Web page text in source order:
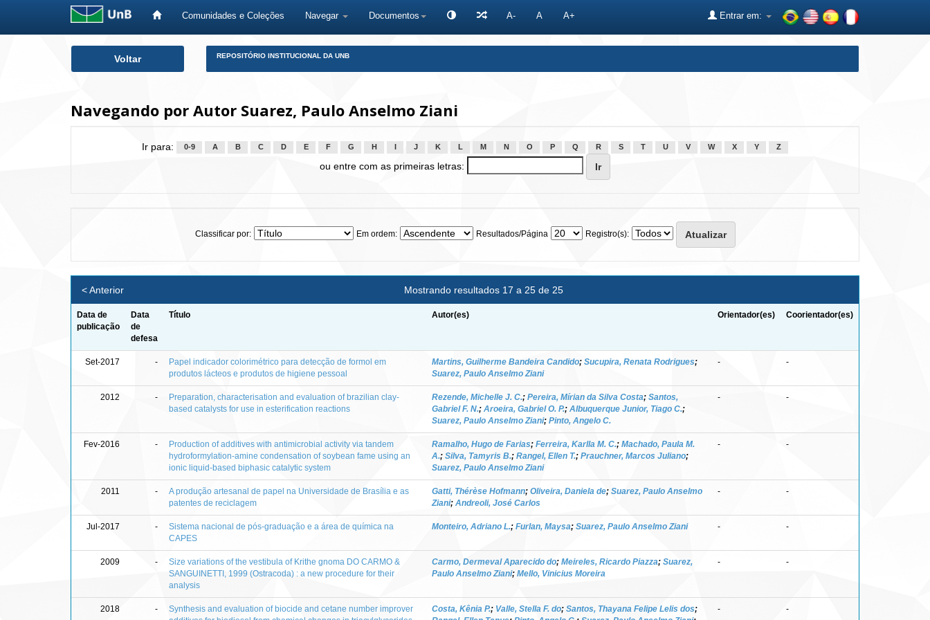
Comunidades e Coleções Navegar Documentos A- A A+ Entrar em:
Voltar REPOSITÓRIO INSTITUCIONAL DA UNB
Navegando por Autor Suarez, Paulo Anselmo Ziani
Ir para: 0-9 A B C D E F G H J K L M N O P Q R S T U V W X Y Z
ou entre com as primeiras letras:
Classificar por: Em ordem: Resultados/Página Registro(s):
Mostrando resultados 17 a 25 de 25
< Anterior
Data de
publicação
Data
de
defesa
Título Autor(es) Orientador(es) Coorientador(es)
Set-2017 -
Papel indicador colorimétrico para detecção de formol em
produtos lácteos e produtos de higiene pessoal
Martins, Guilherme Bandeira Candido; Sucupira, Renata Rodrigues;
Suarez, Paulo Anselmo Ziani
- -
2012 -
Preparation, characterisation and evaluation of brazilian clay-
based catalysts for use in esterification reactions
Rezende, Michelle J. C.; Pereira, Mírian da Silva Costa; Santos,
Gabriel F. N.; Aroeira, Gabriel O. P.; Albuquerque Junior, Tiago C.;
Suarez, Paulo Anselmo Ziani; Pinto, Angelo C.
- -
Fev-2016 -
Production of additives with antimicrobial activity via tandem
hydroformylation-amine condensation of soybean fame using an
ionic liquid-based biphasic catalytic system
Ramalho, Hugo de Farias; Ferreira, Karlla M. C.; Machado, Paula M.
A.; Silva, Tamyris B.; Rangel, Ellen T.; Prauchner, Marcos Juliano;
Suarez, Paulo Anselmo Ziani
- -
2011 -
A produção artesanal de papel na Universidade de Brasília e as
patentes de reciclagem
Gatti, Thérèse Hofmann; Oliveira, Daniela de; Suarez, Paulo Anselmo
Ziani; Andreoli, José Carlos
- -
Jul-2017 -
Sistema nacional de pós-graduação e a área de química na
CAPES
Monteiro, Adriano L.; Furlan, Maysa; Suarez, Paulo Anselmo Ziani - -
2009 -
Size variations of the vestibula of Krithe gnoma DO CARMO &
SANGUINETTI, 1999 (Ostracoda) : a new procedure for their
analysis
Carmo, Dermeval Aparecido do; Meireles, Ricardo Piazza; Suarez,
Paulo Anselmo Ziani; Mello, Vinicius Moreira
- -
2018 -
Synthesis and evaluation of biocide and cetane number improver
Costa, Kênia P.; Valle, Stella F. do; Santos, Thayana Felipe Lelis dos;
- -